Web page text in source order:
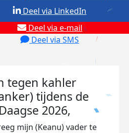
Deel via e-mail
Deel via SMS
Deel via LinkedIn
tegen kahler
tijdens de
2026,
mijn (Keanu) vader te